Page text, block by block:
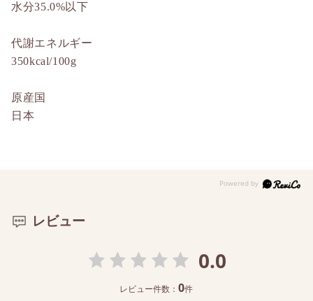
水分35.0%以下
代謝エネルギー
350kcal/100g
原産国
日本
レビュー
0.0
レビュー件数：0件